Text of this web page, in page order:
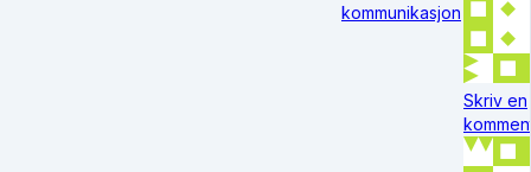
kommunikasjon
Skriv en